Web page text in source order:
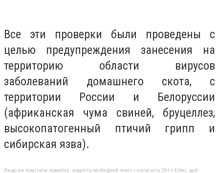
Все эти проверки были проведены с
целью предупреждения занесения на
территорию области вирусов
заболеваний домашнего скота, с
территории России и Белоруссии
(африканская чума свиней, бруцеллез,
высокопатогенный птичий грипп и
сибирская язва).
Якщо ви помітили помилку, виділіть необхідний текст і натисніть Ctrl + Enter, щоб